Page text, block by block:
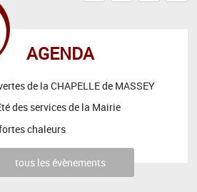
AGENDA
de la CHAPELLE de MASSEY
des services de la Mairie
chaleurs
tous les évènements